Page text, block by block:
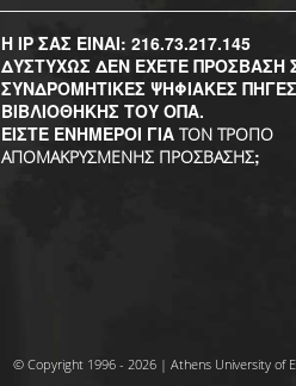
Η IP ΣΑΣ ΕΙΝΑΙ: 216.73.217.145
ΔΥΣΤΥΧΩΣ ΔΕΝ ΕΧΕΤΕ ΠΡΟΣΒΑΣΗ
ΣΥΝΔΡΟΜΗΤΙΚΕΣ ΨΗΦΙΑΚΕΣ
ΒΙΒΛΙΟΘΗΚΗΣ ΤΟΥ ΟΠΑ.
ΕΙΣΤΕ ΕΝΗΜΕΡΟΙ ΓΙΑ ΤΟΝ ΤΡΟΠΟ
ΑΠΟΜΑΚΡΥΣΜΕΝΗΣ ΠΡΟΣΒΑΣΗΣ;
© Copyright 1996 - 2026 | Athens University of